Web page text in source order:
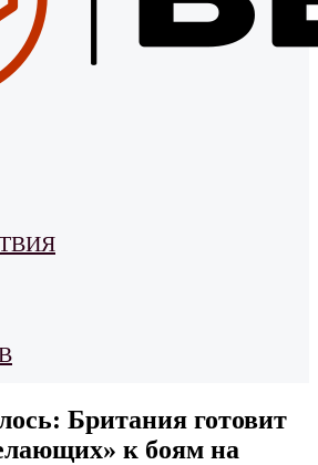
Британия готовит
к боям на